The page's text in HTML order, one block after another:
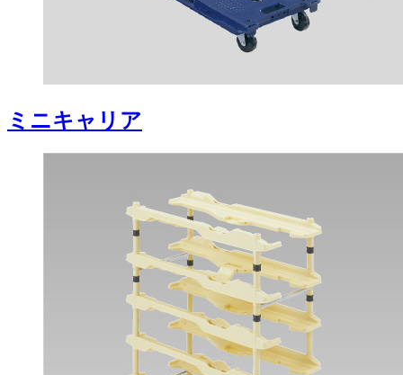
ミニキャリア